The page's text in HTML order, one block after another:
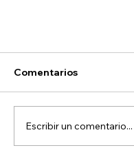
Comentarios
Escribir un comentario...